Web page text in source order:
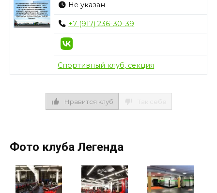
Не указан
+7 (917) 236-30-39
Спортивный клуб, секция
Нравится клуб
Фото клуба Легенда